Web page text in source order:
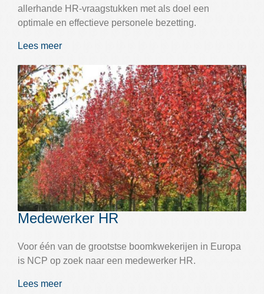
allerhande HR-vraagstukken met als doel een
optimale en effectieve personele bezetting.
Lees meer
Medewerker HR
Voor één van de grootstse boomkwekerijen in Europa
is NCP op zoek naar een medewerker HR.
Lees meer